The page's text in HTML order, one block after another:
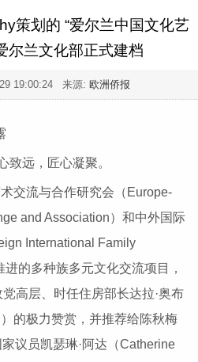
策划的 “爱尔兰中国文化艺
尔兰文化部正式建档
19:00:24 来源: 欧洲侨报
致远，匠心凝聚。
交流与合作研究会（Europe-
and Association）和中外国际
International Family
的多种族多元文化交流项目，
高层、时任住房部长达拉·奥布
的极力赞赏，并推荐给陈秋梅
议员凯瑟琳·阿达（Catherine